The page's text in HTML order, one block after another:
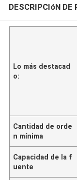
DESCRIPCIóN DE
Lo más destacad
o:
Cantidad de orde
n mínima
Capacidad de la f
uente